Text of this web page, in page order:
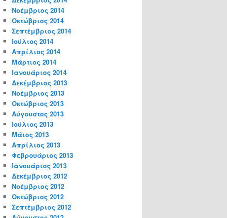
Νοέμβριος 2014
Οκτώβριος 2014
Σεπτέμβριος 2014
Ιούλιος 2014
Απρίλιος 2014
Μάρτιος 2014
Ιανουάριος 2014
Δεκέμβριος 2013
Νοέμβριος 2013
Οκτώβριος 2013
Αύγουστος 2013
Ιούλιος 2013
Μάιος 2013
Απρίλιος 2013
Φεβρουάριος 2013
Ιανουάριος 2013
Δεκέμβριος 2012
Νοέμβριος 2012
Οκτώβριος 2012
Σεπτέμβριος 2012